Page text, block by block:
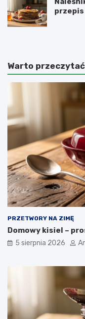
przepis
Warto przeczytać
PRZETWORY NA ZIMĘ
Domowy kisiel –
5 sierpnia 2026